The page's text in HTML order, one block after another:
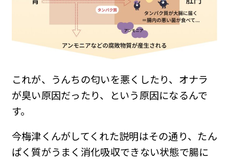
これが、うんちの匂いを悪くしたり、オナラ
が臭い原因だったり、という原因になるんで
す。
今梅津くんがしてくれた説明はその通り、たん
ぱく質がうまく消化吸収できない状態で腸に